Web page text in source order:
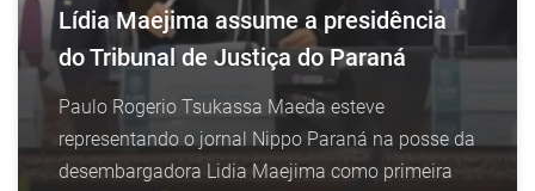
Lídia Maejima assume a presidência
do Tribunal de Justiça do Paraná
Paulo Rogerio Tsukassa Maeda esteve
representando o jornal Nippo Paraná na posse da
desembargadora Lidia Maejima como primeira